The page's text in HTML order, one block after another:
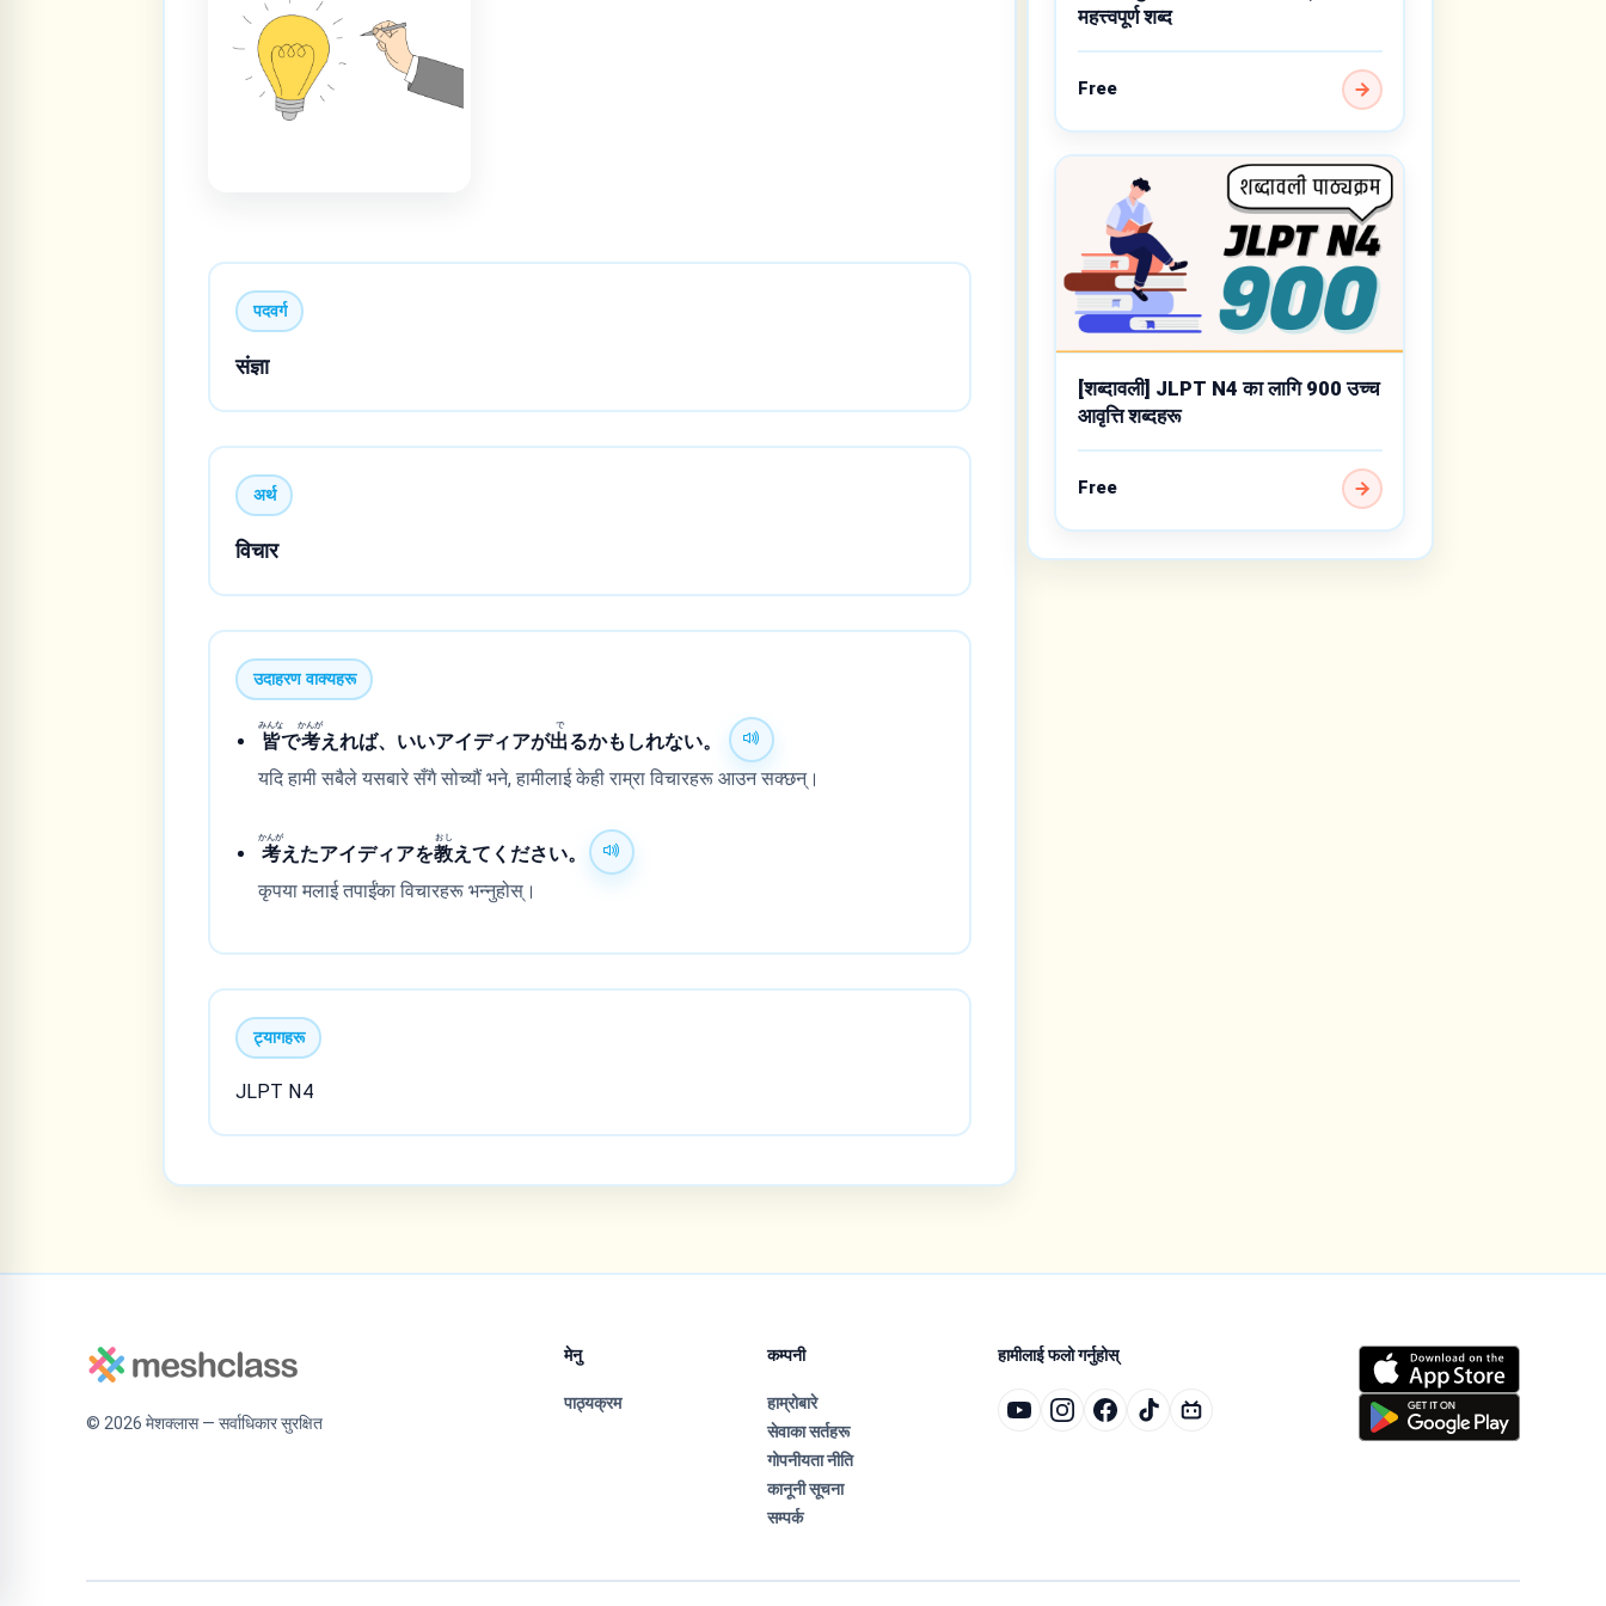
पदवर्ग
संज्ञा
अर्थ
विचार
उदाहरण वाक्यहरू
皆
みんな
で考
かんが
えれば、いいアイディアが出
で
るかもしれない。
यदि हामी सबैले यसबारे सँगै सोच्यौं भने, हामीलाई केही राम्रा विचारहरू आउन सक्छन्।
考
かんが
えたアイディアを教
おし
えてください。
कृपया मलाई तपाईंका विचारहरू भन्नुहोस्।
ट्यागहरू
JLPT N4
महत्त्वपूर्ण शब्द
Free
[शब्दावली] JLPT N4 का लागि 900 उच्च
आवृत्ति शब्दहरू
Free
© 2026 मेशक्लास — सर्वाधिकार सुरक्षित
मेनु
पाठ्यक्रम
कम्पनी
हाम्रोबारे
सेवाका सर्तहरू
गोपनीयता नीति
कानूनी सूचना
सम्पर्क
हामीलाई फलो गर्नुहोस्